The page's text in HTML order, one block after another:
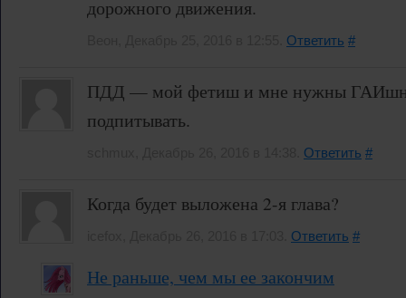
дорожного движения.
Ответить #
ПДД — мой фетиш и мне нужны
подпитывать.
Ответить #
Когда будет выложена 2-я глава?
Ответить #
Не раньше, чем мы ее закончим